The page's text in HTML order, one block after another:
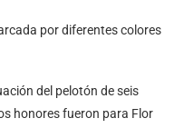
por diferentes colores
del pelotón de seis
honores fueron para Flor